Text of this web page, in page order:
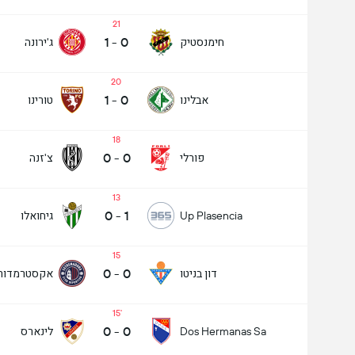
חימנסטיק
21
0
-
1 ג'ירונה
אבלינו
20
0
-
1 טורינו
פורלי
18
0
-
0 צ'זנה
Up Plasencia
13
1
-
0 גיחואלו
דון בניטו
15
0
-
0
Dos Hermanas Sa
15
0
-
0 לינארס